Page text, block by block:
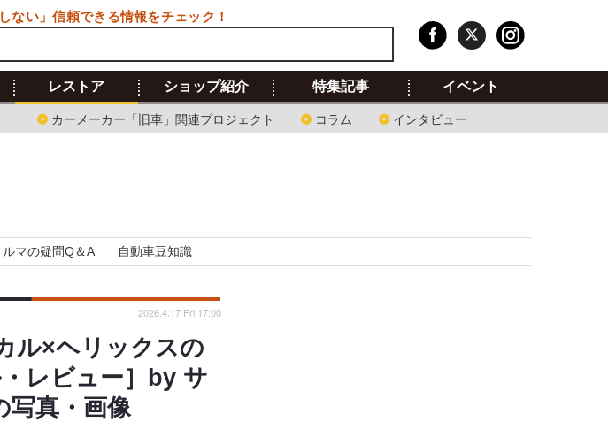
レストア
カーメーカー「旧車」関連プロジェクト コラム インタビュー
ショップ紹介 特集記事 イベント
ルマの疑問Q＆A 自動車豆知識
ル×ヘリックスの
レビュー］by サ
真・画像
2026.4.17 Fri 17:00
ない」信頼できる情報をチェック！